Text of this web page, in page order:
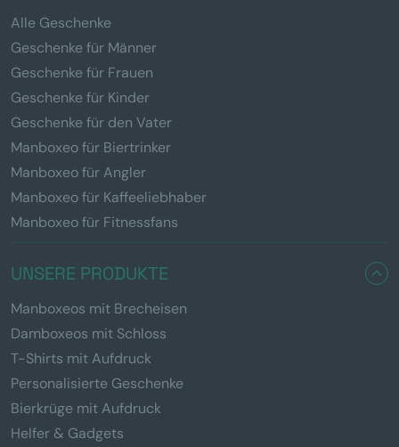
Alle Geschenke
Geschenke für Männer
Geschenke für Frauen
Geschenke für Kinder
Geschenke für den Vater
Manboxeo für Biertrinker
Manboxeo für Angler
Manboxeo für Kaffeeliebhaber
Manboxeo für Fitnessfans
UNSERE PRODUKTE
Manboxeos mit Brecheisen
Damboxeos mit Schloss
T-Shirts mit Aufdruck
Personalisierte Geschenke
Bierkrüge mit Aufdruck
Helfer & Gadgets